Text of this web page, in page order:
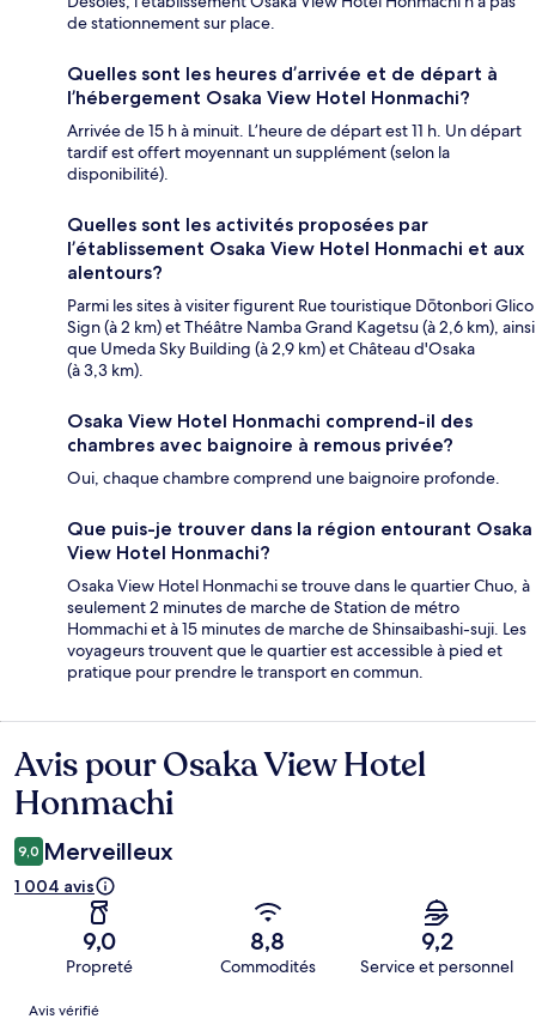
de stationnement sur place.
Quelles sont les heures d’arrivée et de départ à
l’hébergement Osaka View Hotel Honmachi?
Arrivée de 15 h à minuit. L’heure de départ est 11 h. Un départ
tardif est offert moyennant un supplément (selon la
disponibilité).
Quelles sont les activités proposées par
l’établissement Osaka View Hotel Honmachi et aux
alentours?
Parmi les sites à visiter figurent Rue touristique Dōtonbori Glico
Sign (à 2 km) et Théâtre Namba Grand Kagetsu (à 2,6 km), ainsi
que Umeda Sky Building (à 2,9 km) et Château d'Osaka
(à 3,3 km).
Osaka View Hotel Honmachi comprend-il des
chambres avec baignoire à remous privée?
Oui, chaque chambre comprend une baignoire profonde.
Que puis-je trouver dans la région entourant Osaka
View Hotel Honmachi?
Osaka View Hotel Honmachi se trouve dans le quartier Chuo, à
seulement 2 minutes de marche de Station de métro
Hommachi et à 15 minutes de marche de Shinsaibashi-suji. Les
voyageurs trouvent que le quartier est accessible à pied et
pratique pour prendre le transport en commun.
Avis
Avis pour Osaka View Hotel
Honmachi
9,0 Merveilleux
1 004 avis
9,0
Propreté
8,8
Commodités
9,2
Service et personnel
Avis
Avis vérifié